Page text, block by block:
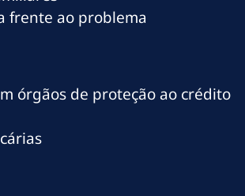
frente ao problema
órgãos de proteção ao crédito